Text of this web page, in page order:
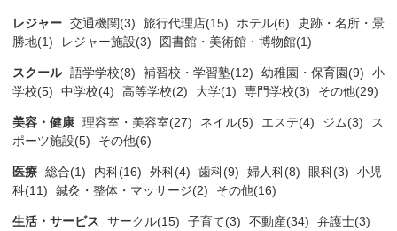
レジャー 交通機関(3) 旅行代理店(15) ホテル(6)
史跡・名所・景
勝地(1)
レジャー施設(3) 図書館・美術館・博物館(1)
スクール 語学学校(8) 補習校・学習塾(12) 幼稚園・保育園(9)
小
学校(5)
中学校(4) 高等学校(2) 大学(1) 専門学校(3) その他(29)
美容・健康 理容室・美容室(27) ネイル(5) エステ(4) ジム(3)
ス
ポーツ施設(5)
その他(6)
医療 総合(1) 内科(16) 外科(4) 歯科(9) 婦人科(8) 眼科(3)
小児
科(11)
鍼灸・整体・マッサージ(2) その他(16)
生活・サービス サークル(15) 子育て(3) 不動産(34)
弁護士(3)